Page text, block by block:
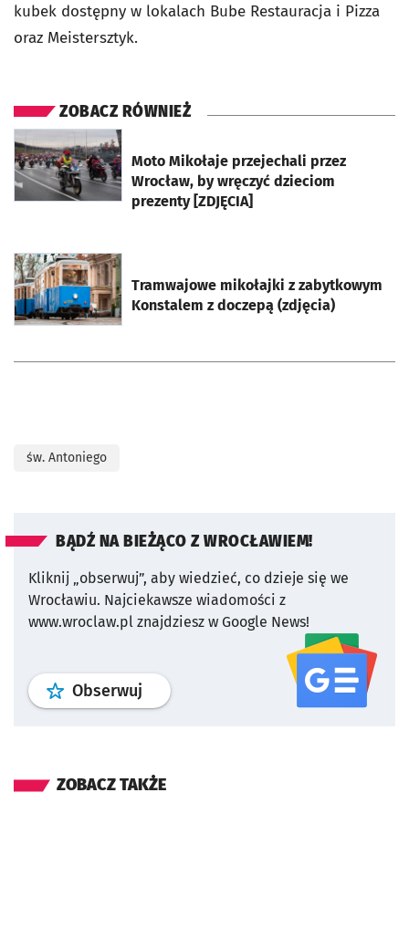
kubek dostępny w lokalach Bube Restauracja i Pizza
oraz Meistersztyk.
ZOBACZ RÓWNIEŻ
Moto Mikołaje przejechali przez
Wrocław, by wręczyć dzieciom
prezenty [ZDJĘCIA]
otworzy się w nowej karcie
Tramwajowe mikołajki z zabytkowym
Konstalem z doczepą (zdjęcia)
otworzy się w nowej karcie
św. Antoniego
BĄDŹ NA BIEŻĄCO Z WROCŁAWIEM!
Kliknij „obserwuj”, aby wiedzieć, co dzieje się we
Wrocławiu. Najciekawsze wiadomości z
www.wroclaw.pl znajdziesz w Google News!
Obserwuj profil serwisu
ZOBACZ TAKŻE